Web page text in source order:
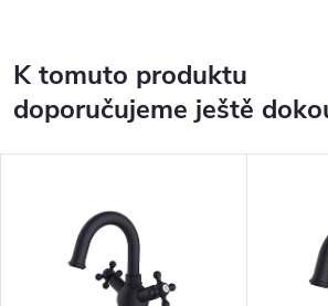
K tomuto produktu
doporučujeme ještě